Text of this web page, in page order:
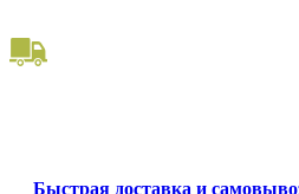
Быстрая доставка и